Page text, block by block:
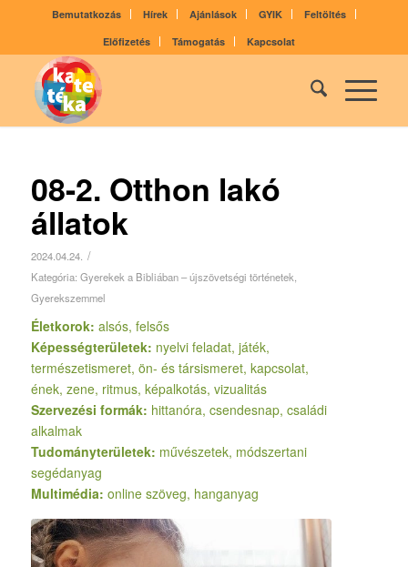
Bemutatkozás Hírek Ajánlások GYIK
Feltöltés
Előfizetés
Támogatás Kapcsolat
08-2. Otthon lakó
állatok
2024.04.24. /
Kategória: Gyerekek a Bibliában – újszövetségi történetek
Gyerekszemmel
Életkorok: alsós, felsős
Képességterületek: nyelvi feladat, játék,
természetismeret, ön- és társismeret, kapcsolat,
ének, zene, ritmus, képalkotás, vizualitás
Szervezési formák: hittanóra, csendesnap, családi
alkalmak
Tudományterületek: művészetek, módszertani
segédanyag
Multimédia: online szöveg, hanganyag